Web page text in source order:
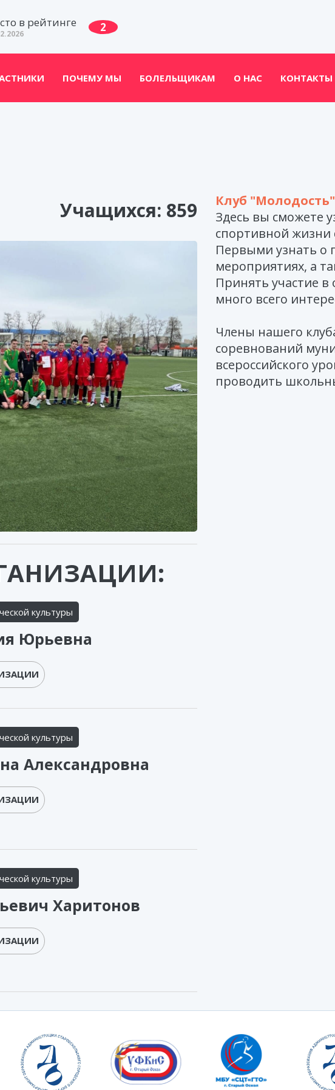
в рейтинге 2
ПОЧЕМУ МЫ БОЛЕЛЬЩИКАМ О НАС КОНТАКТЫ
Учащихся: 859
Клуб
Здесь вы сможете
спортивной жизни
Первыми узнать о
мероприятиях, а
Принять участие в
много всего
Члены нашего
соревнований
всероссийского
проводить
культуры
Юрьевна
культуры
Александровна
культуры
Харитонов